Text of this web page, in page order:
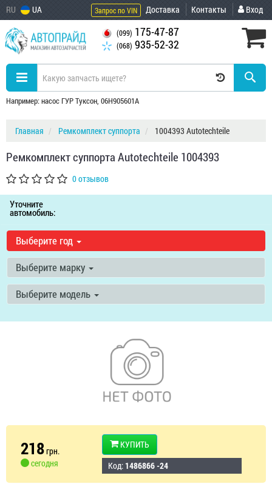
RU UA Запрос по VIN Доставка Контакты Вход
(099) 175-47-87
(068) 935-52-32
Например: насос ГУР Туксон, 06H905601A
Главная Ремкомплект суппорта 1004393 Autotechteile
Ремкомплект суппорта Autotechteile 1004393
0 отзывов
Уточните
автомобиль:
Выберите год
Выберите марку
Выберите модель
218грн.
сегодня
КУПИТЬ
Код: 1486866 -24